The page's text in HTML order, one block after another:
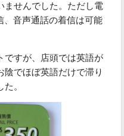
ませんでした。ただし電
、音声通話の着信は可能
ですが、店頭では英語が
でほぼ英語だけで滞り
。